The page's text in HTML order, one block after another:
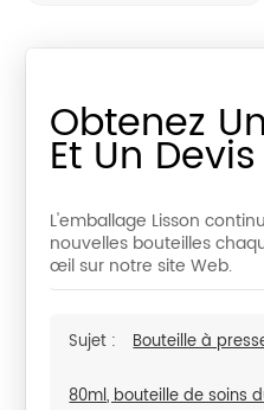
Obtenez
Et Un Devis
L'emballage Lisson
nouvelles bouteilles
œil sur notre site Web.
Sujet : Bouteille à
80ml, bouteille de soins